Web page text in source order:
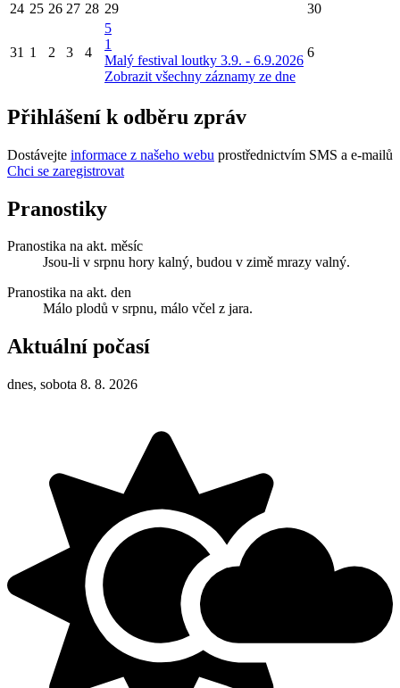
24 25 26 27 28 29 30
31 1 2 3 4
5
1
Malý festival loutky 3.9. - 6.9.2026
Zobrazit všechny záznamy ze dne
6
Přihlášení k odběru zpráv
Dostávejte informace z našeho webu prostřednictvím SMS a e-mailů
Chci se zaregistrovat
Pranostiky
Pranostika na akt. měsíc
Jsou-li v srpnu hory kalný, budou v zimě mrazy valný.
Pranostika na akt. den
Málo plodů v srpnu, málo včel z jara.
Aktuální počasí
dnes, sobota 8. 8. 2026